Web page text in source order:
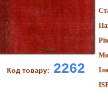
Код товару: 2262